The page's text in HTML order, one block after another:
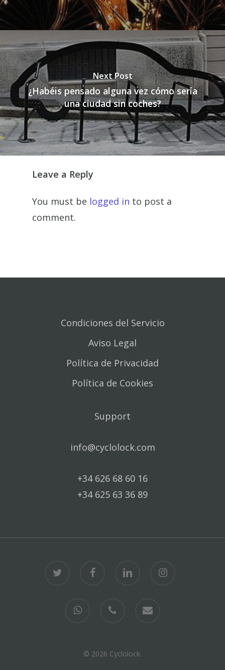
Next Post
¿Habéis pensado alguna vez cómo sería
una ciudad sin coches?
Leave a Reply
You must be logged in to post a
comment.
Condiciones del Servicio
Aviso Legal
Política de Privacidad
Política de Cookies
Support
info@cyclolock.com
+34 626 68 60 16
+34 625 63 36 89
facebook
© 2026 Cyclolock.